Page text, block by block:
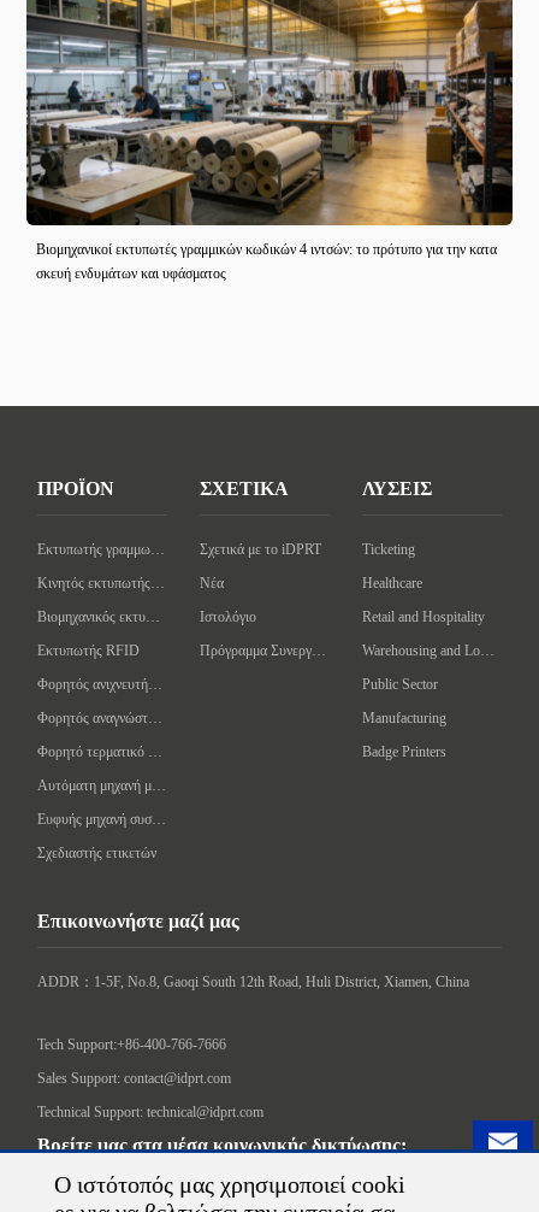
Βιομηχανικοί εκτυπωτές γραμμικών κωδικών 4 ιντσών: το πρότυπο για την κατα
σκευή ενδυμάτων και υφάσματος
Ο ιστότοπός μας χρησιμοποιεί cooki
ΠΡΟΪΟΝ
Εκτυπωτής RFID
Ευφυής μηχανή συσκευασίας
Σχεδιαστής ετικετών
ΣΧΕΤΙΚΑ
Σχετικά με το iDPRT
Νέα
Ιστολόγιο
ΛΥΣΕΙΣ
Ticketing
Healthcare
Retail and Hospitality
Public Sector
Manufacturing
Badge Printers
Επικοινωνήστε μαζί μας
ADDR：1-5F, No.8, Gaoqi South 12th Road, Huli District, Xiamen, China
Tech Support:+86-400-766-7666
Sales Support: contact@idprt.com
Technical Support: technical@idprt.com
Βρείτε μας στα μέσα κοινωνικής δικτύωσης: